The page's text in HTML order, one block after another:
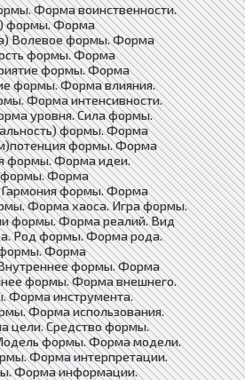
Форма воинственности.
формы. Форма
Волевое формы. Форма
формы. Форма
формы. Форма
формы. Форма влияния.
Форма интенсивности.
уровня. Сила формы.
формы. Форма
формы. Форма
формы. Форма идеи.
формы. Форма
Гармония формы. Форма
Форма хаоса. Игра формы.
формы. Форма реалий. Вид
Род формы. Форма рода.
формы. Форма
формы. Форма
формы. Форма внешнего.
Форма инструмента.
Форма использования.
цели. Средство формы.
формы. Форма модели.
Форма интерпретации.
Форма информации.